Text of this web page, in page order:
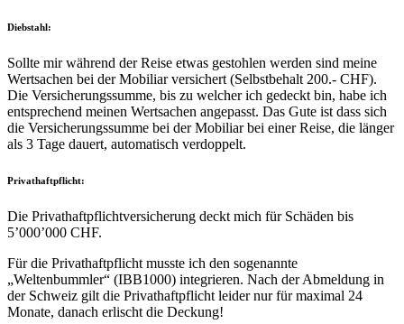
Diebstahl:
Sollte mir während der Reise etwas gestohlen werden sind meine
Wertsachen bei der Mobiliar versichert (Selbstbehalt 200.- CHF).
Die Versicherungssumme, bis zu welcher ich gedeckt bin, habe ich
entsprechend meinen Wertsachen angepasst. Das Gute ist dass sich
die Versicherungssumme bei der Mobiliar bei einer Reise, die länger
als 3 Tage dauert, automatisch verdoppelt.
Privathaftpflicht:
Die Privathaftpflichtversicherung deckt mich für Schäden bis
5’000’000 CHF.
Für die Privathaftpflicht musste ich den sogenannte
„Weltenbummler“ (IBB1000) integrieren. Nach der Abmeldung in
der Schweiz gilt die Privathaftpflicht leider nur für maximal 24
Monate, danach erlischt die Deckung!